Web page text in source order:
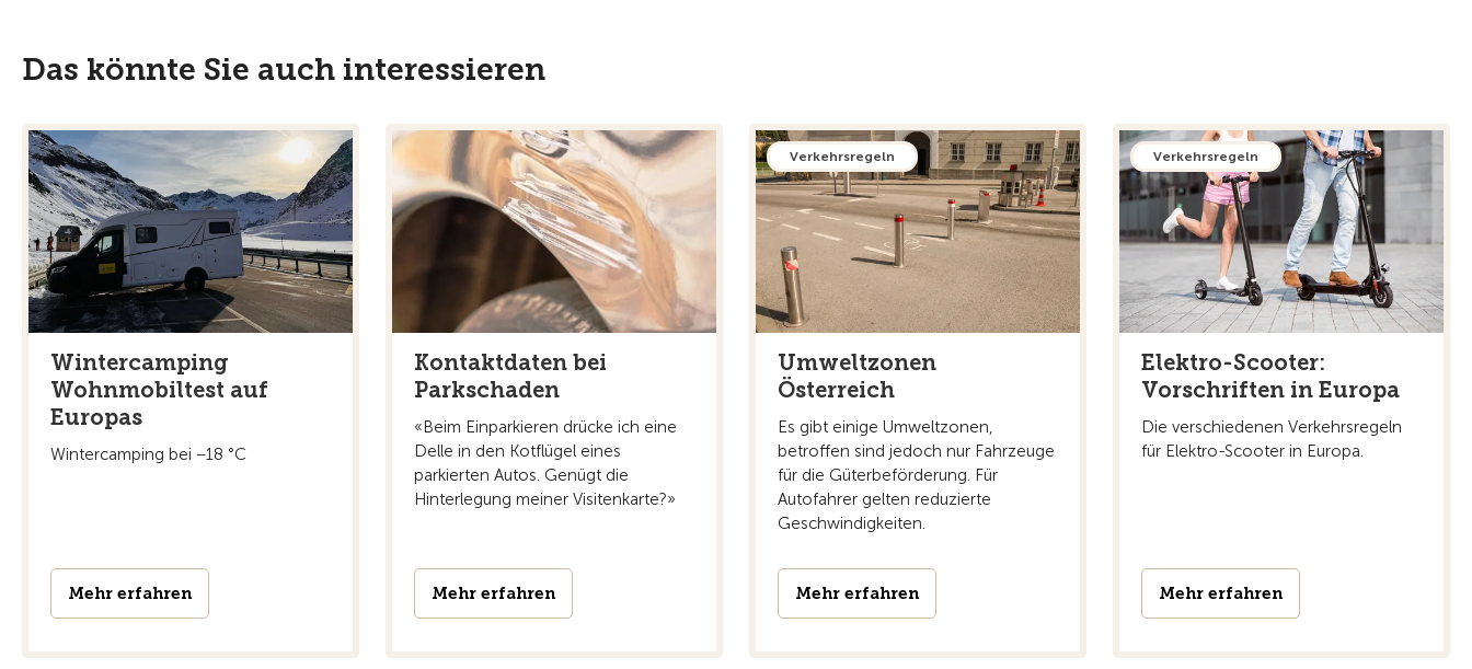
Das könnte Sie auch interessieren
Wintercamping
Wohnmobiltest auf
Europas
Wintercamping bei −18 °C
Mehr erfahren
Kontaktdaten bei
Parkschaden
«Beim Einparkieren drücke ich eine
Delle in den Kotflügel eines
parkierten Autos. Genügt die
Hinterlegung meiner Visitenkarte?»
Mehr erfahren
Verkehrsregeln
Umweltzonen
Österreich
Es gibt einige Umweltzonen,
betroffen sind jedoch nur Fahrzeuge
für die Güterbeförderung. Für
Autofahrer gelten reduzierte
Geschwindigkeiten.
Mehr erfahren
Verkehrsregeln
Elektro-Scooter:
Vorschriften in Europa
Die verschiedenen Verkehrsregeln
für Elektro-Scooter in Europa.
Mehr erfahren